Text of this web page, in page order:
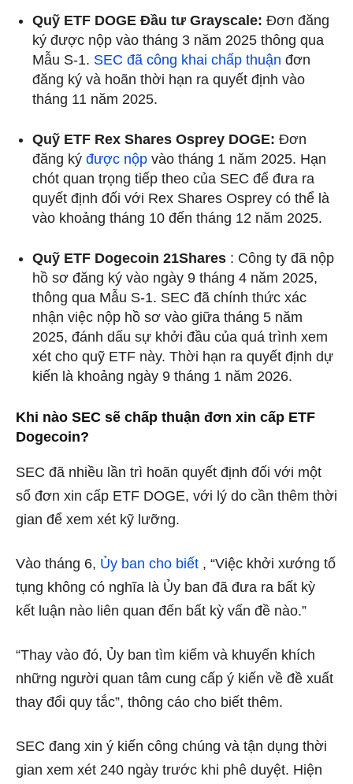
Quỹ ETF DOGE Đầu tư Grayscale: Đơn đăng
ký được nộp vào tháng 3 năm 2025 thông qua
Mẫu S-1. SEC đã công khai chấp thuận đơn
đăng ký và hoãn thời hạn ra quyết định vào
tháng 11 năm 2025.
Quỹ ETF Rex Shares Osprey DOGE: Đơn
đăng ký được nộp vào tháng 1 năm 2025. Hạn
chót quan trọng tiếp theo của SEC để đưa ra
quyết định đối với Rex Shares Osprey có thể là
vào khoảng tháng 10 đến tháng 12 năm 2025.
Quỹ ETF Dogecoin 21Shares : Công ty đã nộp
hồ sơ đăng ký vào ngày 9 tháng 4 năm 2025,
thông qua Mẫu S-1. SEC đã chính thức xác
nhận việc nộp hồ sơ vào giữa tháng 5 năm
2025, đánh dấu sự khởi đầu của quá trình xem
xét cho quỹ ETF này. Thời hạn ra quyết định dự
kiến là khoảng ngày 9 tháng 1 năm 2026.
Khi nào SEC sẽ chấp thuận đơn xin cấp ETF
Dogecoin?
SEC đã nhiều lần trì hoãn quyết định đối với một
số đơn xin cấp ETF DOGE, với lý do cần thêm thời
gian để xem xét kỹ lưỡng.
Vào tháng 6, Ủy ban cho biết , “Việc khởi xướng tố
tụng không có nghĩa là Ủy ban đã đưa ra bất kỳ
kết luận nào liên quan đến bất kỳ vấn đề nào.”
“Thay vào đó, Ủy ban tìm kiếm và khuyến khích
những người quan tâm cung cấp ý kiến về đề xuất
thay đổi quy tắc”, thông cáo cho biết thêm.
SEC đang xin ý kiến công chúng và tận dụng thời
gian xem xét 240 ngày trước khi phê duyệt. Hiện